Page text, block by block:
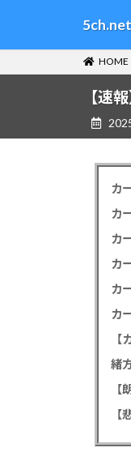
テ
ゲ
HOME
【速
カ
カ
カ
カ
カ
【
緒
【